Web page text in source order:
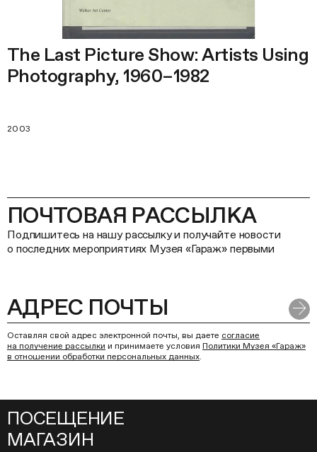
The Last Picture Show: Artists Using
Photography, 1960–1982
2003
ПОЧТОВАЯ РАССЫЛКА
Подпишитесь на нашу рассылку и получайте новости
о последних мероприятиях Музея «Гараж» первыми
Оставляя свой адрес электронной почты, вы даете согласие
на получение рассылки и принимаете условия Политики Музея «Гараж»
в отношении обработки персональных данных.
ПОСЕЩЕНИЕ
МАГАЗИН